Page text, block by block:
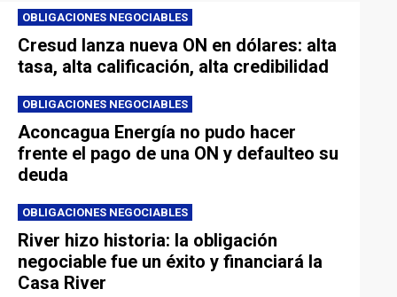
OBLIGACIONES NEGOCIABLES
Cresud lanza nueva ON en dólares: alta
tasa, alta calificación, alta credibilidad
OBLIGACIONES NEGOCIABLES
Aconcagua Energía no pudo hacer
frente el pago de una ON y defaulteo su
deuda
OBLIGACIONES NEGOCIABLES
River hizo historia: la obligación
negociable fue un éxito y financiará la
Casa River